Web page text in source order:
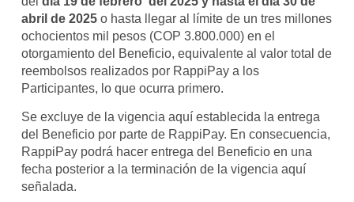
abril de 2025 o hasta llegar al límite de un tres millones
ochocientos mil pesos (COP 3.800.000) en el
otorgamiento del Beneficio, equivalente al valor total de
reembolsos realizados por RappiPay a los
Participantes, lo que ocurra primero.
Se excluye de la vigencia aquí establecida la entrega
del Beneficio por parte de RappiPay. En consecuencia,
RappiPay podrá hacer entrega del Beneficio en una
fecha posterior a la terminación de la vigencia aquí
señalada.